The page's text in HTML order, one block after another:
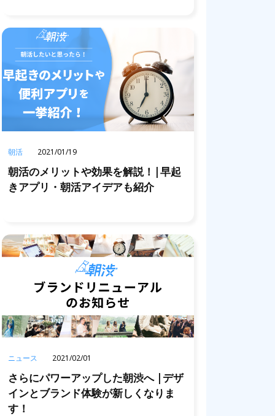
朝活2021/01/19
朝活のメリットや効果を解説！|早起
きアプリ・朝活アイデアも紹介
ニュース 2021/02/01
さらにパワーアップした朝渋へ |デザ
インとブランド体験が新しくなりま
す！